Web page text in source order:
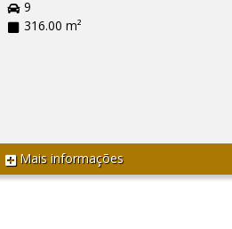
9
316.00 m²
Mais informações